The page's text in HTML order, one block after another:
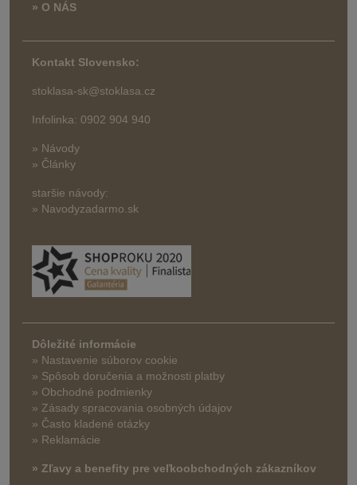
» O NÁS
Kontakt Slovensko:
stoklasa-sk@stoklasa.cz
Infolinka: 0902 904 940
» Návody
» Články
staršie návody:
» Navodyzadarmo.sk
Dôležité informácie
» Nastavenie súborov cookie
» Spôsob doručenia a možnosti platby
» Obchodné podmienky
» Zásady spracovania osobných údajov
» Často kladené otázky
» Reklamácie
» Zľavy a benefity pre veľkoobchodných zákazníkov